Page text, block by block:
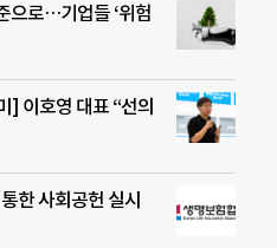
으로…기업들 ‘위험
] 이호영 대표 “선의
한 사회공헌 실시